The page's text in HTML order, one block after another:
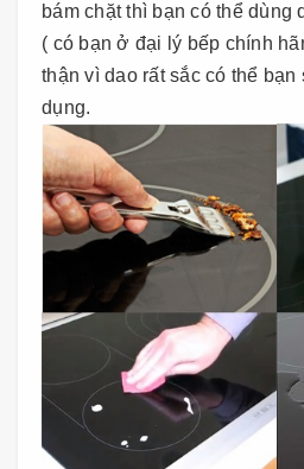
bám chặt thì bạn có thể dùng
( có bạn ở đại lý bếp chính
thận vì dao rất sắc có thể
dụng.